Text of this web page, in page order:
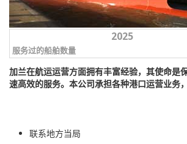
2025
服务过的船舶数量
加兰在航运运营方面拥有丰富经验，其使命是
速高效的服务。本公司承担各种港口运营业务，
联系地方当局